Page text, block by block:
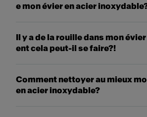
e mon évier en acier
Il y a de la rouille dans mon
ent cela peut-il se faire?!
Comment nettoyer au mieux
en acier inoxydable?